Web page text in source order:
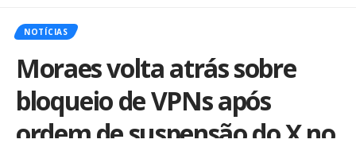
NOTÍCIAS
Moraes volta atrás sobre
bloqueio de VPNs após
ordem de suspensão do X no